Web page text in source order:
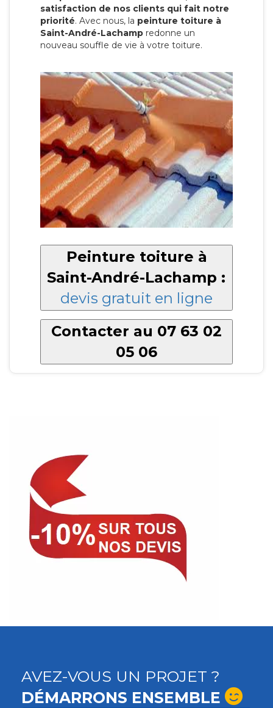
satisfaction de nos clients qui fait notre
priorité. Avec nous, la peinture toiture à
Saint-André-Lachamp redonne un
nouveau souffle de vie à votre toiture.
Peinture toiture à
Saint-André-Lachamp :
devis gratuit en ligne
Contacter au 07 63 02
05 06
AVEZ-VOUS UN PROJET ?
DÉMARRONS ENSEMBLE